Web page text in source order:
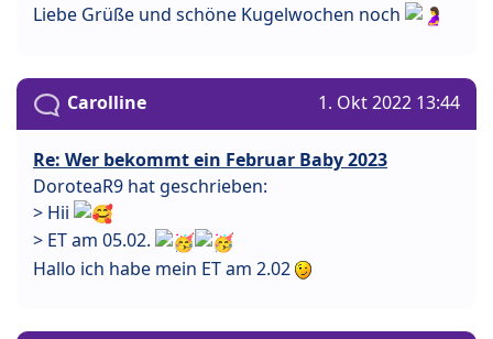
Liebe Grüße und schöne Kugelwochen noch
Carolline 1. Okt 2022 13:44
Re: Wer bekommt ein Februar Baby 2023
DoroteaR9 hat geschrieben:
> Hii
> ET am 05.02.
Hallo ich habe mein ET am 2.02